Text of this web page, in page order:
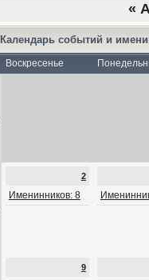
«
Календарь событий и
Воскресенье
2
Именинников: 8
9